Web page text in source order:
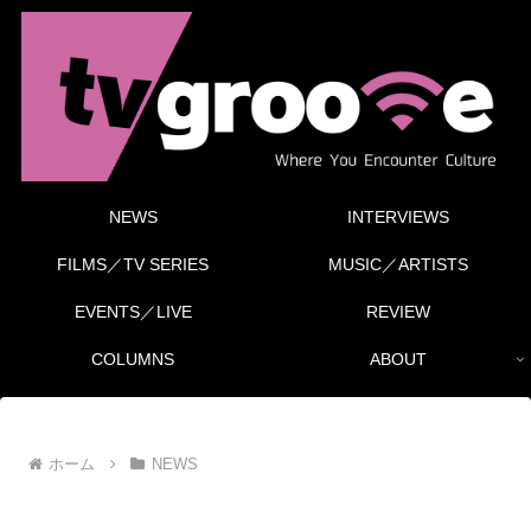
NEWS INTERVIEWS
FILMS／TV SERIES MUSIC／ARTISTS
EVENTS／LIVE REVIEW
COLUMNS ABOUT
ホーム NEWS